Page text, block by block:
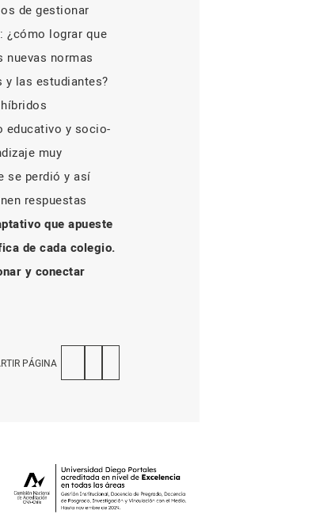
de gestionar
¿cómo lograr que
normas
las estudiantes?
educativo y socio-
muy
se perdió y así
respuestas
que apueste
de cada colegio.
y conectar
PÁGINA